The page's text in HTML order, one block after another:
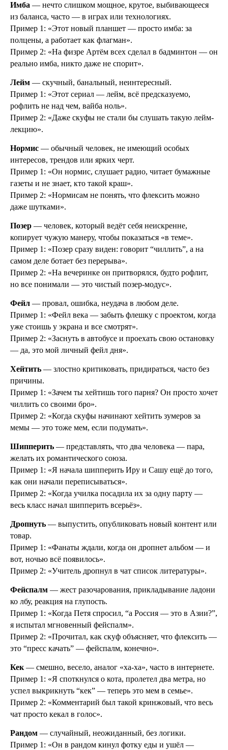
Имба — нечто слишком мощное, крутое, выбивающееся
из баланса, часто — в играх или технологиях.
Пример 1: «Этот новый планшет — просто имба: за
полцены, а работает как флагман».
Пример 2: «На физре Артём всех сделал в бадминтон — он
реально имба, никто даже не спорит».
Лейм — скучный, банальный, неинтересный.
Пример 1: «Этот сериал — лейм, всё предсказуемо,
рофлить не над чем, вайба ноль».
Пример 2: «Даже скуфы не стали бы слушать такую лейм-
лекцию».
Нормис — обычный человек, не имеющий особых
интересов, трендов или ярких черт.
Пример 1: «Он нормис, слушает радио, читает бумажные
газеты и не знает, кто такой краш».
Пример 2: «Нормисам не понять, что флексить можно
даже шутками».
Позер — человек, который ведёт себя неискренне,
копирует чужую манеру, чтобы показаться «в теме».
Пример 1: «Позер сразу виден: говорит “чиллить”, а на
самом деле ботает без перерыва».
Пример 2: «На вечеринке он притворялся, будто рофлит,
но все понимали — это чистый позер-модус».
Фейл — провал, ошибка, неудача в любом деле.
Пример 1: «Фейл века — забыть флешку с проектом, когда
уже стоишь у экрана и все смотрят».
Пример 2: «Заснуть в автобусе и проехать свою остановку
— да, это мой личный фейл дня».
Хейтить — злостно критиковать, придираться, часто без
причины.
Пример 1: «Зачем ты хейтишь того парня? Он просто хочет
чиллить со своими бро».
Пример 2: «Когда скуфы начинают хейтить зумеров за
мемы — это тоже мем, если подумать».
Шипперить — представлять, что два человека — пара,
желать их романтического союза.
Пример 1: «Я начала шипперить Иру и Сашу ещё до того,
как они начали переписываться».
Пример 2: «Когда училка посадила их за одну парту —
весь класс начал шипперить всерьёз».
Дропнуть — выпустить, опубликовать новый контент или
товар.
Пример 1: «Фанаты ждали, когда он дропнет альбом — и
вот, ночью всё появилось».
Пример 2: «Учитель дропнул в чат список литературы».
Фейспалм — жест разочарования, прикладывание ладони
ко лбу, реакция на глупость.
Пример 1: «Когда Петя спросил, “а Россия — это в Азии?”,
я испытал мгновенный фейспалм».
Пример 2: «Прочитал, как скуф объясняет, что флексить —
это “пресс качать” — фейспалм, конечно».
Кек — смешно, весело, аналог «ха-ха», часто в интернете.
Пример 1: «Я споткнулся о кота, пролетел два метра, но
успел выкрикнуть “кек” — теперь это мем в семье».
Пример 2: «Комментарий был такой кринжовый, что весь
чат просто кекал в голос».
Рандом — случайный, неожиданный, без логики.
Пример 1: «Он в рандом кинул фотку еды и ушёл —